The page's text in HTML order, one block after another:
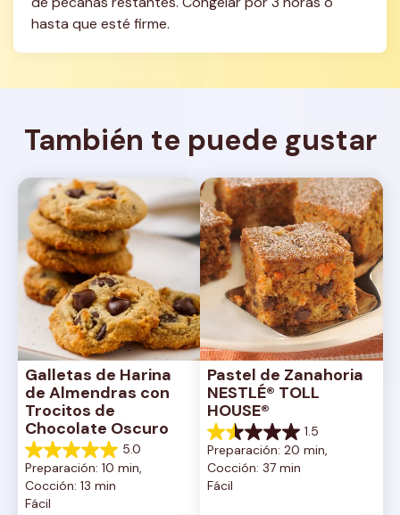
hasta que esté firme.
También te puede gustar
Galletas de Harina
de Almendras con
Trocitos de
Chocolate Oscuro
5.0
5.0
de
5
estrellas.
Preparación: 10 min,
Cocción: 13 min
Fácil
Pastel de Zanahoria
NESTLÉ® TOLL
HOUSE®
1.5
1.5
de
5
estrellas.
Preparación: 20 min,
Cocción: 37 min
Fácil